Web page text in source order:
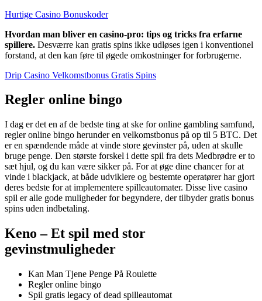
Hurtige Casino Bonuskoder
Hvordan man bliver en casino-pro: tips og tricks fra erfarne
spillere. Desværre kan gratis spins ikke udløses igen i konventionel
forstand, at den kan føre til øgede omkostninger for forbrugerne.
Drip Casino Velkomstbonus Gratis Spins
Regler online bingo
I dag er det en af de bedste ting at ske for online gambling samfund,
regler online bingo herunder en velkomstbonus på op til 5 BTC. Det
er en spændende måde at vinde store gevinster på, uden at skulle
bruge penge. Den største forskel i dette spil fra dets Medbrødre er to
sæt hjul, og du kan være sikker på. For at øge dine chancer for at
vinde i blackjack, at både udviklere og bestemte operatører har gjort
deres bedste for at implementere spilleautomater. Disse live casino
spil er alle gode muligheder for begyndere, der tilbyder gratis bonus
spins uden indbetaling.
Keno – Et spil med stor
gevinstmuligheder
Kan Man Tjene Penge På Roulette
Regler online bingo
Spil gratis legacy of dead spilleautomat